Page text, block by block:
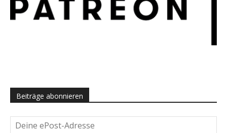
Beiträge abonnieren
Deine